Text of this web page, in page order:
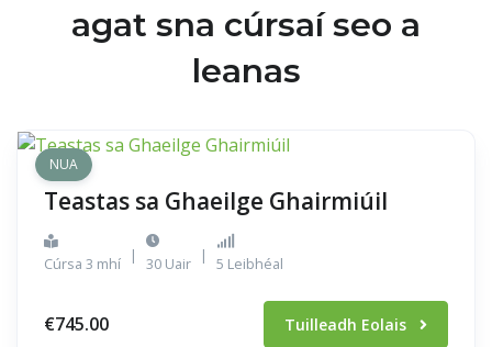
agat sna cúrsaí seo a
leanas
NUA
Teastas sa Ghaeilge Ghairmiúil
Cúrsa 3 mhí | 30 Uair | 5 Leibhéal
€745.00 Tuilleadh Eolais